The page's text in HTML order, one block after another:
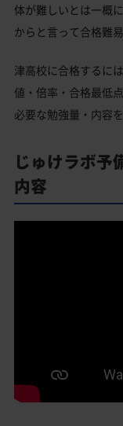
体が難しいとは一概
からと言って合格難
津高校に合格するに
値・倍率・合格最低
必要な勉強量・内容
じゅけラボ
内容